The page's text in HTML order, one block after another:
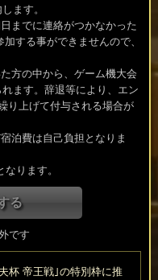
ます。
までに連絡がつかなかった
する事ができませんので、
方の中から、ゲーム機大会
ます。辞退等により、エン
り上げて付与される場合が
泊費は自己負担となりま
ります。
です
杯 帝王戦｣の特別枠に推